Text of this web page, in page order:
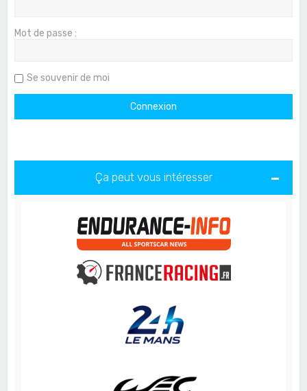
Mot de passe :
Se souvenir de moi
Ça peut vous intéresser